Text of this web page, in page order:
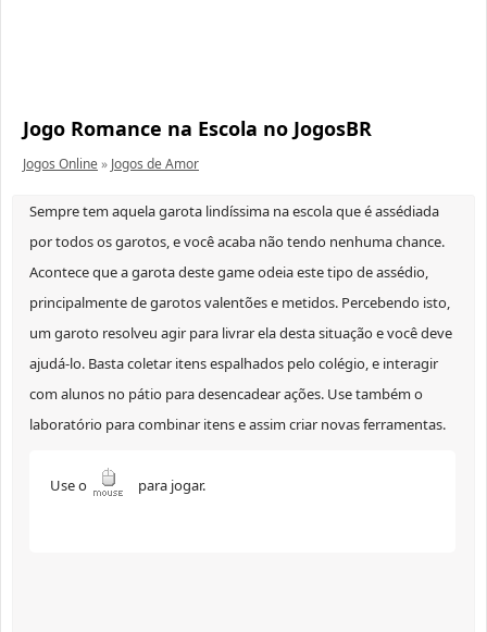
Jogo Romance na Escola no JogosBR
Jogos Online» Jogos de Amor
Sempre tem aquela garota lindíssima na escola que é assédiada
por todos os garotos, e você acaba não tendo nenhuma chance.
Acontece que a garota deste game odeia este tipo de assédio,
principalmente de garotos valentões e metidos. Percebendo isto,
um garoto resolveu agir para livrar ela desta situação e você deve
ajudá-lo. Basta coletar itens espalhados pelo colégio, e interagir
com alunos no pátio para desencadear ações. Use também o
laboratório para combinar itens e assim criar novas ferramentas.
Use o para jogar.